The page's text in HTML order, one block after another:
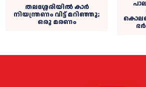
തലശ്ശേരിയില്‍ കാര്‍
നിയന്ത്രണം വിട്ട് മറിഞ്ഞു;
ഒരു മരണം